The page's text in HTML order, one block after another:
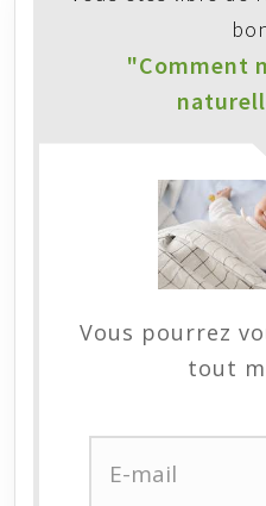
"Comment
Vous pourrez
tout